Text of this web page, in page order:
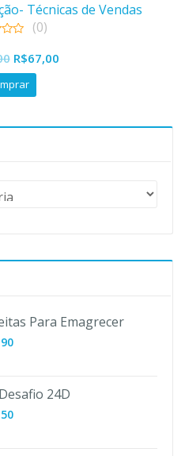
Técnicas de Vendas
(0)
O
preço
original
R$397,00.
R$67,00O
R$67,00.
Para Emagrecer
O
é:
R$10,90.
24D